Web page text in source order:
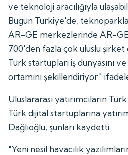
ve teknoloji aracılığıyla
Bugün Türkiye'de,
AR-GE merkezlerinde AR-
700'den fazla çok uluslu şirket
Türk startupları iş dünyasını
ortamını şekillendiriyor."
Uluslararası yatırımcıların
Türk dijital startuplarına
Dağlıoğlu, şunları kaydetti:
"Yeni nesil havacılık